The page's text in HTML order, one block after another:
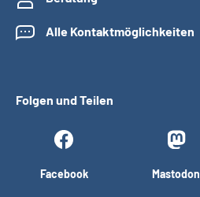
Alle Kontaktmöglichkeiten
Folgen und Teilen
Facebook Mastodon